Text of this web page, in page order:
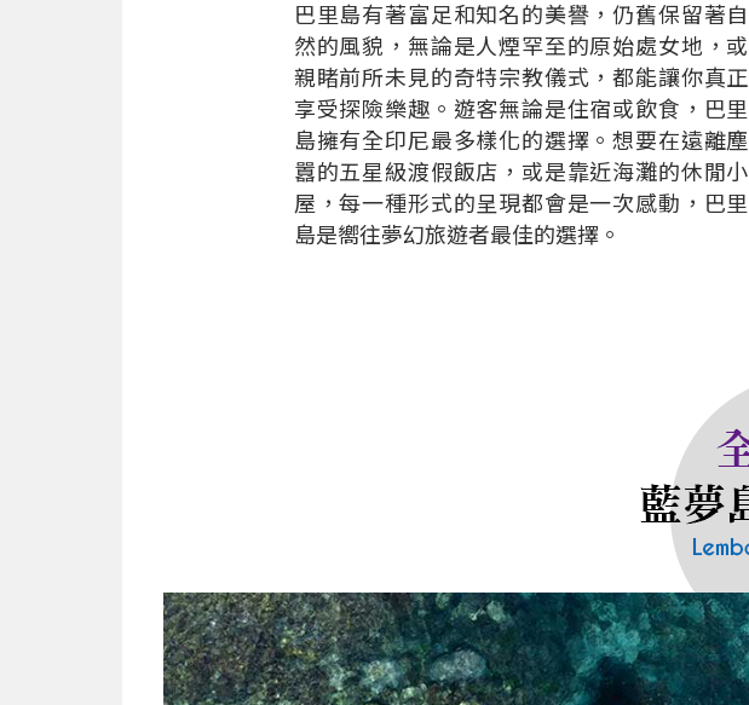
巴里島有著富足和知名的美譽，仍舊保留著自
然的風貌，無論是人煙罕至的原始處女地，或
親睹前所未見的奇特宗教儀式，都能讓你真正
享受探險樂趣。遊客無論是住宿或飲食，巴里
島擁有全印尼最多樣化的選擇。想要在遠離塵
囂的五星級渡假飯店，或是靠近海灘的休閒小
屋，每一種形式的呈現都會是一次感動，巴里
島是嚮往夢幻旅遊者最佳的選擇。